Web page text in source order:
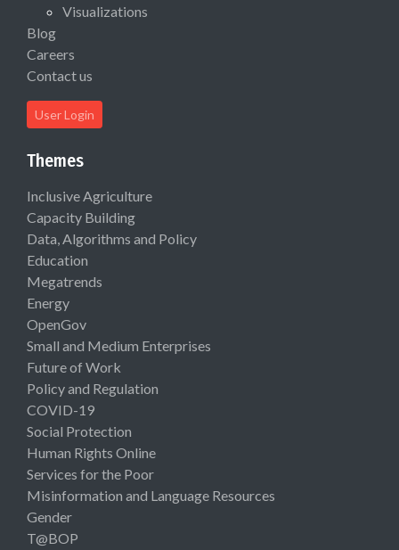
Visualizations
Blog
Careers
Contact us
User Login
Themes
Inclusive Agriculture
Capacity Building
Data, Algorithms and Policy
Education
Megatrends
Energy
OpenGov
Small and Medium Enterprises
Future of Work
Policy and Regulation
COVID-19
Social Protection
Human Rights Online
Services for the Poor
Misinformation and Language Resources
Gender
T@BOP